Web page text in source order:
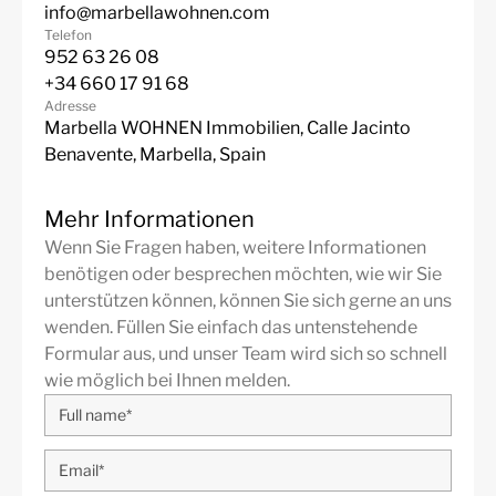
Urbanization
Gemeinschaftsgarten
Klimaanlage warm/kalt
Luxus
Gemeinschaftspool
Ausgezeichnet
In der Nähe von Meer /
Strand
Komplett eingerichtete
Küche
In der Nähe der Stadt
In der Nähe der Schule
In der Nähe von
Geschäften
info@marbellawohnen.com
Telefon
952 63 26 08
+34 660 17 91 68
Adresse
Marbella WOHNEN Immobilien, Calle Jacinto
Benavente, Marbella, Spain
Mehr Informationen
Wenn Sie Fragen haben, weitere Informationen
benötigen oder besprechen möchten, wie wir Sie
unterstützen können, können Sie sich gerne an uns
wenden. Füllen Sie einfach das untenstehende
Formular aus, und unser Team wird sich so schnell
wie möglich bei Ihnen melden.